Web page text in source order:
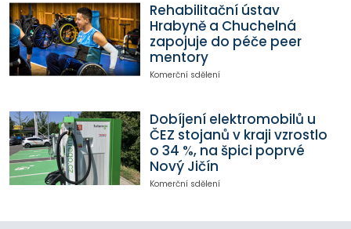
Rehabilitační ústav
Hrabyně a Chuchelná
zapojuje do péče peer
mentory
Komerční sdělení
Dobíjení elektromobilů u
ČEZ stojanů v kraji vzrostlo
o 34 %, na špici poprvé
Nový Jičín
Komerční sdělení